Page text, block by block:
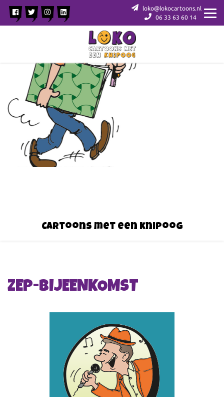
loko@lokocartoons.nl
06 33 63 60 14
Cartoons met een knipoog
ZEP-BIJEENKOMST